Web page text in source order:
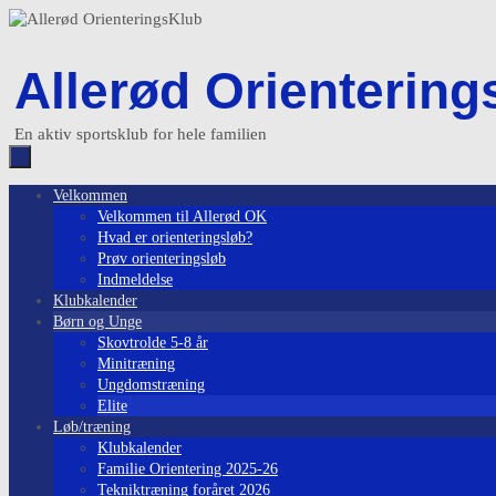
Skip
Allerød
En aktiv sportsklub for hele familien
Skip
Velkommen
Velkommen til Allerød OK
Hvad er orienteringsløb?
Prøv orienteringsløb
Indmeldelse
Klubkalender
Børn og Unge
Skovtrolde 5-8 år
Minitræning
Ungdomstræning
Elite
Løb/træning
Klubkalender
Familie Orientering 2025-26
Tekniktræning foråret 2026